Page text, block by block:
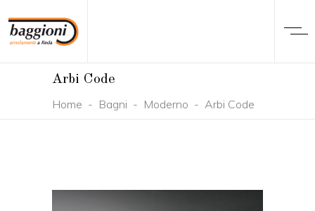
Arbi Code
Home - Bagni - Moderno - Arbi Code